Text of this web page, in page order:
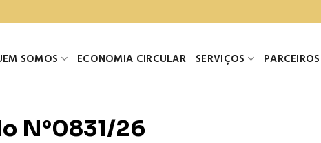
SOMOS ECONOMIA CIRCULAR SERVIÇOS PARCEIROS
N°0831/26